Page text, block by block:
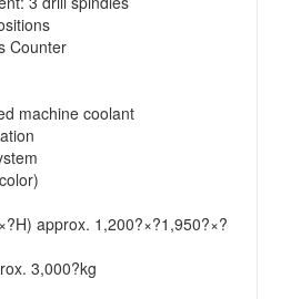
Counter
machine coolant
approx. 1,200?×?1,950?×?
3,000?kg